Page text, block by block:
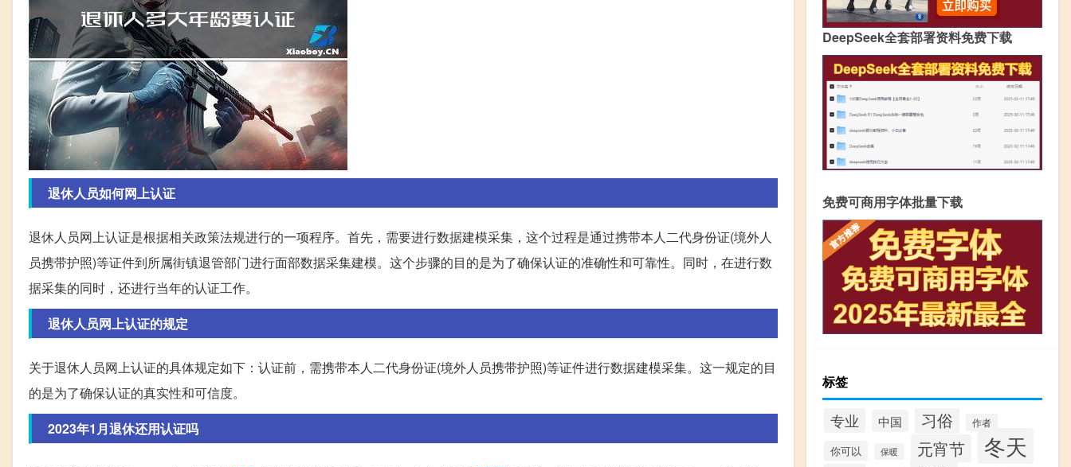
退休人员如何网上认证
退休人员网上认证是根据相关政策法规进行的一项程序。首先，需要进行数据建模采集，这个过程是通过携带本人二代身份证(境外人
员携带护照)等证件到所属街镇退管部门进行面部数据采集建模。这个步骤的目的是为了确保认证的准确性和可靠性。同时，在进行数
据采集的同时，还进行当年的认证工作。
退休人员网上认证的规定
关于退休人员网上认证的具体规定如下：认证前，需携带本人二代身份证(境外人员携带护照)等证件进行数据建模采集。这一规定的目
的是为了确保认证的真实性和可信度。
2023年1月退休还用认证吗
DeepSeek全套部署资料免费下载
免费可商用字体批量下载
标签
专业 中国 习俗 作者
你可以 保暖 元宵节 冬天